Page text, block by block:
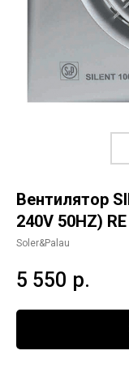
Вентилятор
240V 50HZ) RE
Soler&Palau
5 550 р.